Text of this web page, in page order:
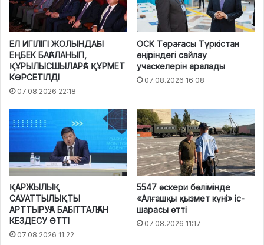
ЕЛ ИГІЛІГІ ЖОЛЫНДАҒЫ
ЕҢБЕК БАҒАЛАНЫП,
ҚҰРЫЛЫСШЫЛАРҒА ҚҰРМЕТ
КӨРСЕТІЛДІ
07.08.2026 22:18
ОСК Төрағасы Түркістан
өңіріндегі сайлау
учаскелерін аралады
07.08.2026 16:08
ҚАРЖЫЛЫҚ
САУАТТЫЛЫҚТЫ
АРТТЫРУҒА БАҒЫТТАЛҒАН
КЕЗДЕСУ ӨТТІ
07.08.2026 11:22
5547 әскери бөлімінде
«Алғашқы қызмет күні» іс-
шарасы өтті
07.08.2026 11:17